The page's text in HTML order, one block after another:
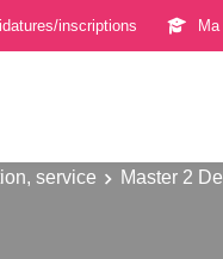
inscriptions Ma
service Master 2